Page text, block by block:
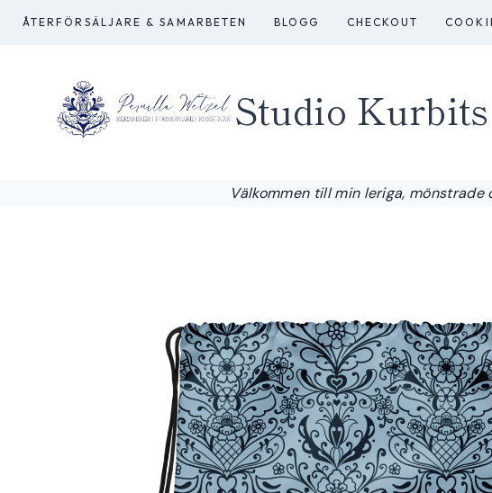
Skip
ÅTERFÖRSÄLJARE & SAMARBETEN BLOGG CHECKOUT
Studio Kurbits
Välkommen till min leriga,